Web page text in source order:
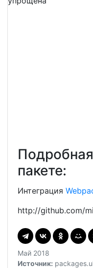
пакете:
Интеграция
http://github.com/
Май 2018
Источник: